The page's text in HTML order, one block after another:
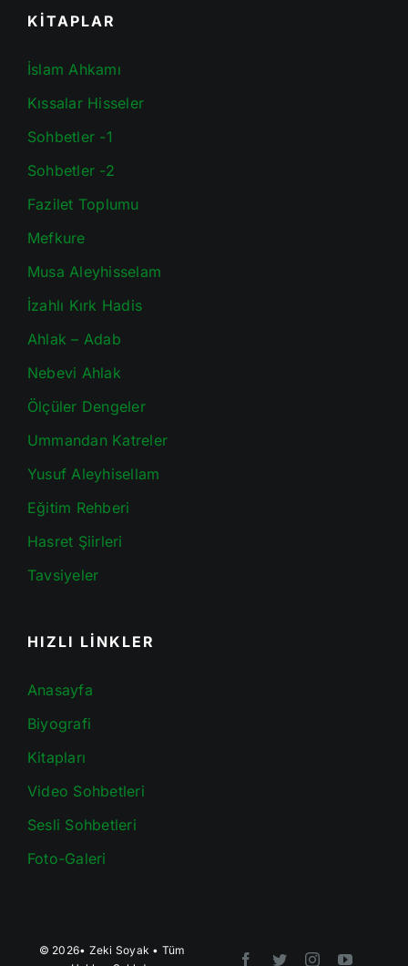
KİTAPLAR
İslam Ahkamı
Kıssalar Hisseler
Sohbetler -1
Sohbetler -2
Fazilet Toplumu
Mefkure
Musa Aleyhisselam
İzahlı Kırk Hadis
Ahlak – Adab
Nebevi Ahlak
Ölçüler Dengeler
Ummandan Katreler
Yusuf Aleyhisellam
Eğitim Rehberi
Hasret Şiirleri
Tavsiyeler
HIZLI LİNKLER
Anasayfa
Biyografi
Kitapları
Video Sohbetleri
Sesli Sohbetleri
Foto-Galeri
© 2026• Zeki Soyak • Tüm